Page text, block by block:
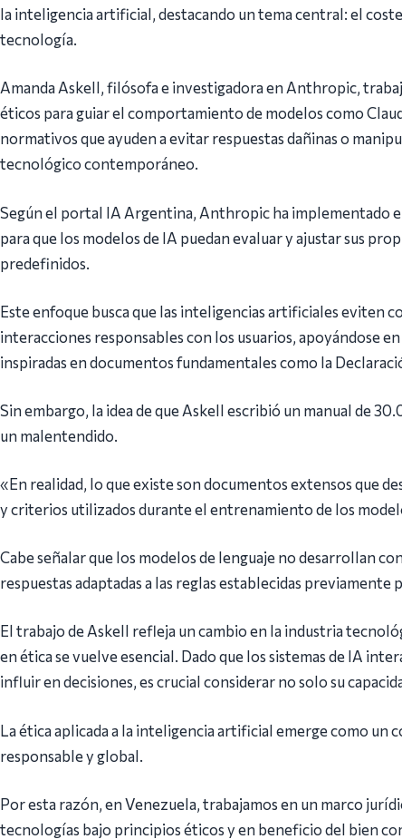
la inteligencia artificial, destacando un tema central: el
tecnología.
Amanda Askell, filósofa e investigadora en Anthropic,
éticos para guiar el comportamiento de modelos como
normativos que ayuden a evitar respuestas dañinas o
tecnológico contemporáneo.
Según el portal IA Argentina, Anthropic ha implementado
para que los modelos de IA puedan evaluar y ajustar sus
predefinidos.
Este enfoque busca que las inteligencias artificiales eviten
interacciones responsables con los usuarios, apoyándose
inspiradas en documentos fundamentales como la
Sin embargo, la idea de que Askell escribió un manual de
un malentendido.
«En realidad, lo que existe son documentos extensos que
y criterios utilizados durante el entrenamiento de los
Cabe señalar que los modelos de lenguaje no desarrollan
respuestas adaptadas a las reglas establecidas
El trabajo de Askell refleja un cambio en la industria
en ética se vuelve esencial. Dado que los sistemas de IA
influir en decisiones, es crucial considerar no solo su
La ética aplicada a la inteligencia artificial emerge como un
responsable y global.
Por esta razón, en Venezuela, trabajamos en un marco
tecnologías bajo principios éticos y en beneficio del bien